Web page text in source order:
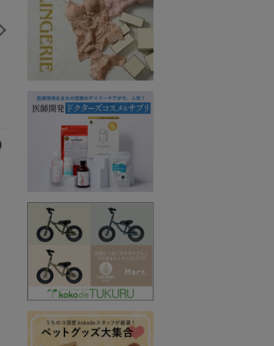
セレクトSTORY コラボSTORY
MERI
8,990円